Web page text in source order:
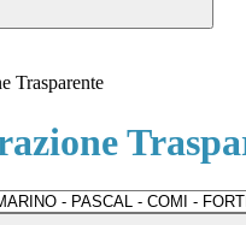
Trasparente